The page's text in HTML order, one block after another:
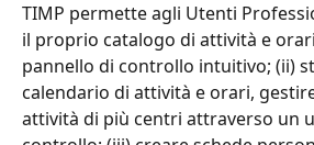
TIMP permette agli Utenti
il proprio catalogo di attività e
pannello di controllo intuitivo; (ii)
calendario di attività e orari,
attività di più centri attraverso un